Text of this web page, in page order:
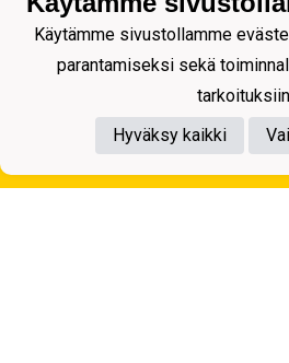
Tietosuojaseloste
Käytämme sivustollamme
parantamiseksi sekä
Hyväksy kaikki